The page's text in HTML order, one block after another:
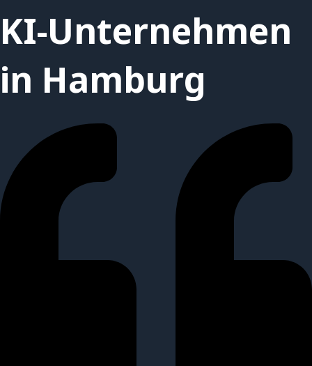
KI-Unternehmen
in Hamburg